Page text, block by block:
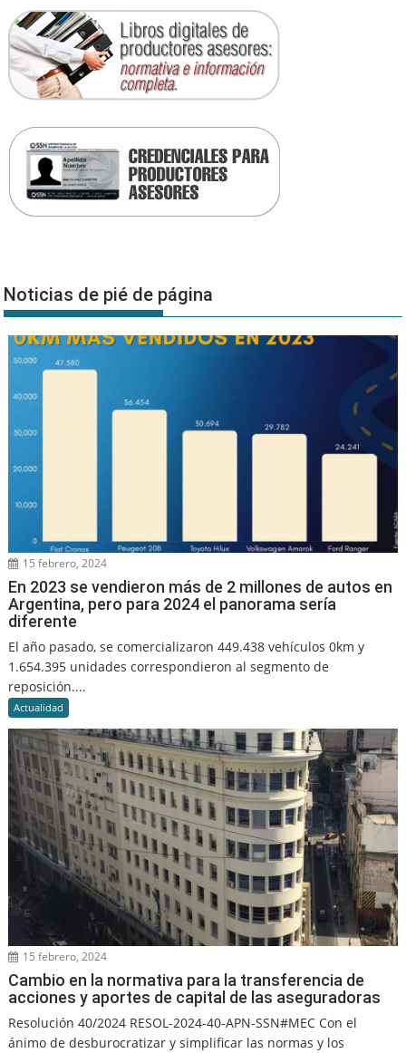
Noticias de pié de página
15 febrero, 2024
En 2023 se vendieron más de 2 millones de autos en
Argentina, pero para 2024 el panorama sería
diferente
El año pasado, se comercializaron 449.438 vehículos 0km y
1.654.395 unidades correspondieron al segmento de
reposición....
Actualidad
15 febrero, 2024
Cambio en la normativa para la transferencia de
acciones y aportes de capital de las aseguradoras
Resolución 40/2024 RESOL-2024-40-APN-SSN#MEC Con el
ánimo de desburocratizar y simplificar las normas y los